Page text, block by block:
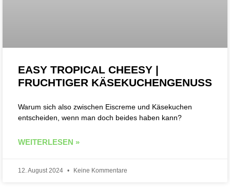
EASY TROPICAL CHEESY |
FRUCHTIGER KÄSEKUCHENGENUSS
Warum sich also zwischen Eiscreme und Käsekuchen
entscheiden, wenn man doch beides haben kann?
WEITERLESEN »
12. August 2024 Keine Kommentare